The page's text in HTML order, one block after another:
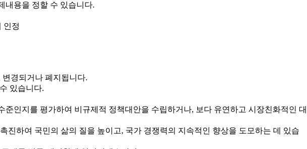
내용을 정할 수 있습니다.
인정
경되거나 폐지됩니다.
있습니다.
인지를 평가하여 비규제적 정책대안을 수립하거나, 보다 유연하고 시장친화적인 대
하여 국민의 삶의 질을 높이고, 국가 경쟁력의 지속적인 향상을 도모하는 데 있습